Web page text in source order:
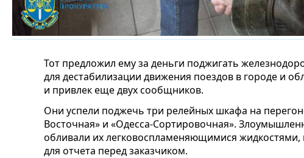
Тот предложил ему за деньги поджигать
для дестабилизации движения поездов в городе и
и привлек еще двух сообщников.
Они успели поджечь три релейных шкафа на
Восточная» и «Одесса-Сортировочная».
обливали их легковоспламеняющимися
для отчета перед заказчиком.